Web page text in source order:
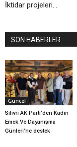
İktidar projeleri...
SON HABERLER
Güncel
Silivri AK Parti’den Kadın
Emek Ve Dayanışma
Günleri’ne destek